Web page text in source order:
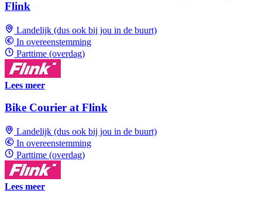
Flink
Landelijk (dus ook bij jou in de buurt)
In overeenstemming
Parttime (overdag)
Lees meer
Bike Courier at Flink
Landelijk (dus ook bij jou in de buurt)
In overeenstemming
Parttime (overdag)
Lees meer